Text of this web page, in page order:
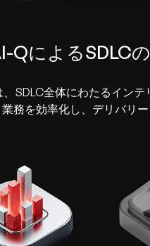
QによるSDLC
SDLC全体にわたるインテ
務を効率化し、デリバリ